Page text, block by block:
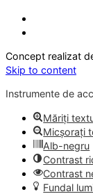
Concept realizat
Skip to content
Instrumente de
Măriți
Micșorați
Alb-negru
Contrast
Contrast
Fundal